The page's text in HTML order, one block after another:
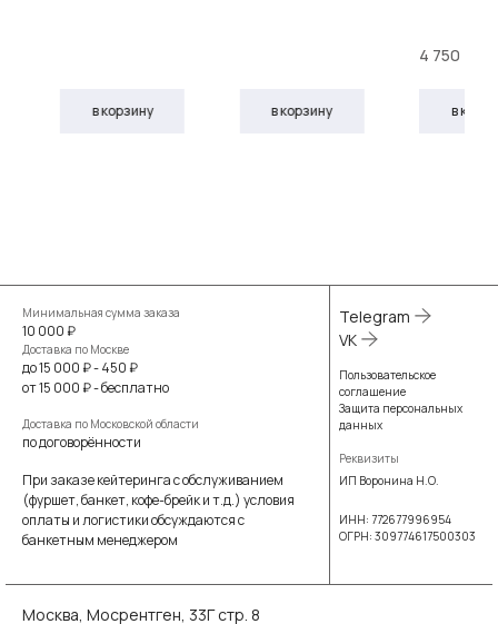
в корзину в корзину
4 750
в
Минимальная сумма заказа
10 000 ₽
Доставка по Москве
до 15 000 ₽ - 450 ₽
от 15 000 ₽ - бесплатно
Доставка по Московской области
по договорённости
При заказе кейтеринга с обслуживанием
(фуршет, банкет, кофе-брейк и т.д.) условия
оплаты и логистики обсуждаются с
банкетным менеджером
Telegram
VK
Пользовательское
соглашение
Защита персональных
данных
Реквизиты
ИП Воронина Н.О.
ИНН: 772677996954
ОГРН: 309774617500303
Москва, Мосрентген, 33Г стр. 8